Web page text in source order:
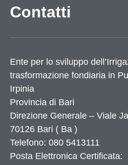
Contatti
Ente per lo sviluppo
trasformazione fondiaria in
Irpinia
Provincia di Bari
Direzione Generale – Viale
70126 Bari ( Ba )
Telefono: 080 5413111
Posta Elettronica Certificata: